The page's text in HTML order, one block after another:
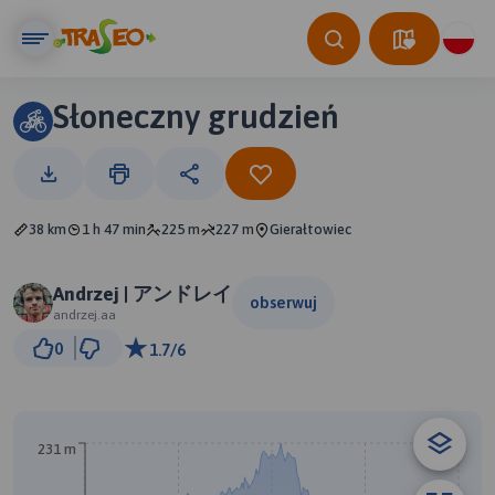
Słoneczny grudzień
38 km 1 h 47 min 225 m 227 m Gierałtowiec
Andrzej | アンドレイ
andrzej.aa
obserwuj
0 1.7/6
231 m